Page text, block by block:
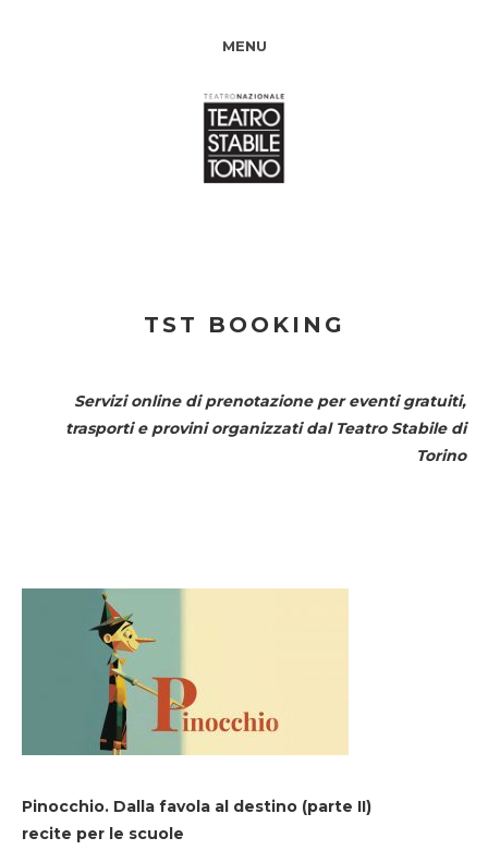
MENU
TST BOOKING
Servizi online di prenotazione per eventi gratuiti,
trasporti e provini organizzati dal Teatro Stabile di
Torino
Pinocchio. Dalla favola al destino (parte II)
recite per le scuole